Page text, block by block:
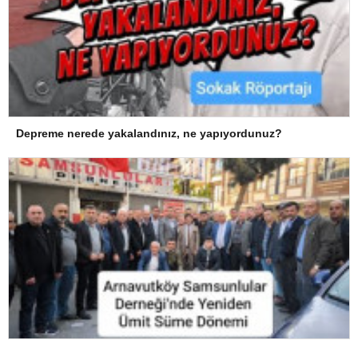
Depreme nerede yakalandınız, ne yapıyordunuz?